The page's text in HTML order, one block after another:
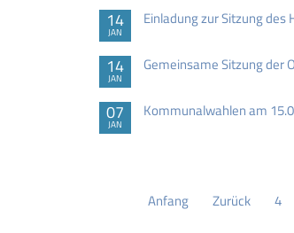
14
JAN
Einladung zur Sitzung
14
JAN
Gemeinsame Sitzung der
07
JAN
Kommunalwahlen am
Anfang Zurück 4